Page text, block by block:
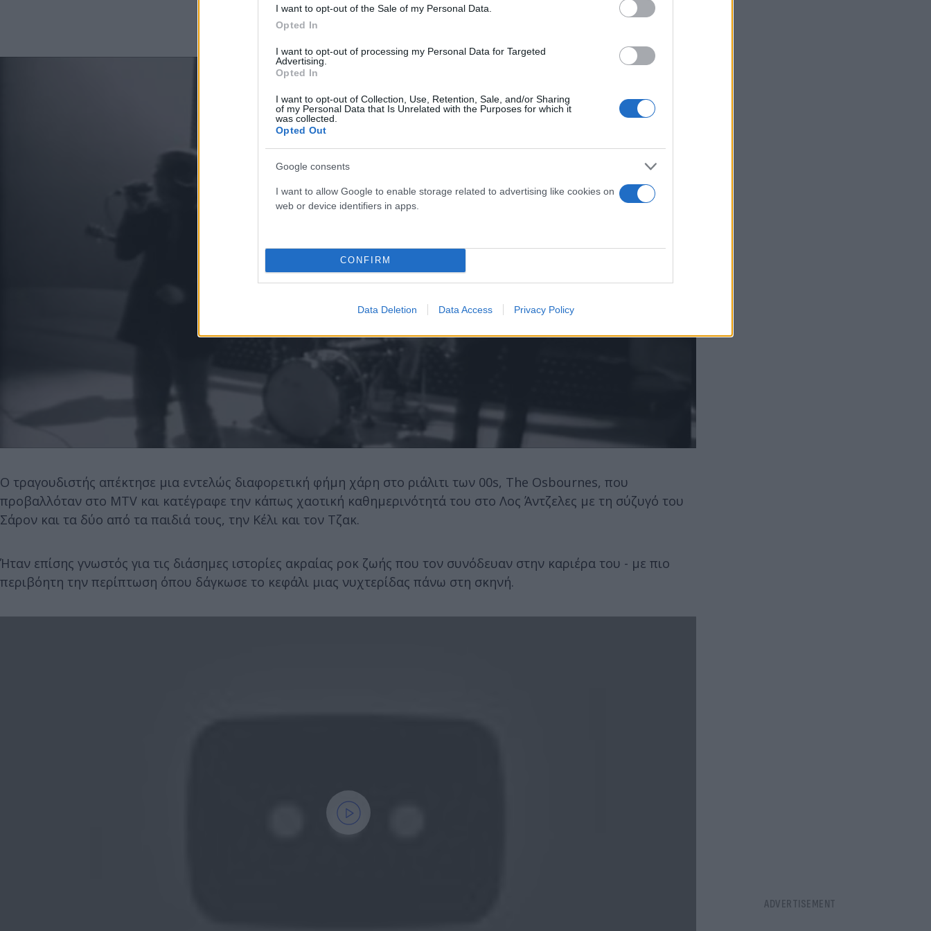
I want to opt-out of the Sale of my Personal Data.
Opted In
I want to opt-out of processing my Personal Data for Targeted
Advertising.
Opted In
I want to opt-out of Collection, Use, Retention, Sale, and/or Sharing
of my Personal Data that Is Unrelated with the Purposes for which it
was collected.
Opted Out
Google consents
I want to allow Google to enable storage related to advertising like cookies on
web or device identifiers in apps.
CONFIRM
Data Deletion Data Access Privacy Policy
Ο τραγουδιστής απέκτησε μια εντελώς διαφορετική φήμη χάρη στο ριάλιτι των 00s, The Osbournes, που
προβαλλόταν στο MTV και κατέγραφε την κάπως χαοτική καθημερινότητά του στο Λος Άντζελες με τη σύζυγό του
Σάρον και τα δύο από τα παιδιά τους, την Κέλι και τον Τζακ.
Ήταν επίσης γνωστός για τις διάσημες ιστορίες ακραίας ροκ ζωής που τον συνόδευαν στην καριέρα του - με πιο
περιβόητη την περίπτωση όπου δάγκωσε το κεφάλι μιας νυχτερίδας πάνω στη σκηνή.